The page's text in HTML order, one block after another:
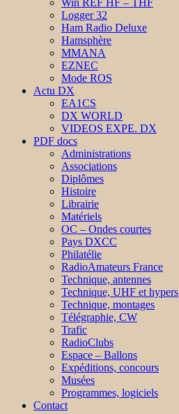
Win REF HF – THF
Logger 32
Ham Radio Deluxe
Hamsphère
MMANA
EZNEC
Mode ROS
Actu DX
EA1CS
DX WORLD
VIDEOS EXPE. DX
PDF docs
Administrations
Associations
Diplômes
Histoire
Librairie
Matériels
OC – Ondes courtes
Pays DXCC
Philatélie
RadioAmateurs France
Technique, antennes
Technique, UHF et hypers
Technique, montages
Télégraphie, CW
Trafic
RadioClubs
Espace – Ballons
Expéditions, concours
Musées
Programmes, logiciels
Contact